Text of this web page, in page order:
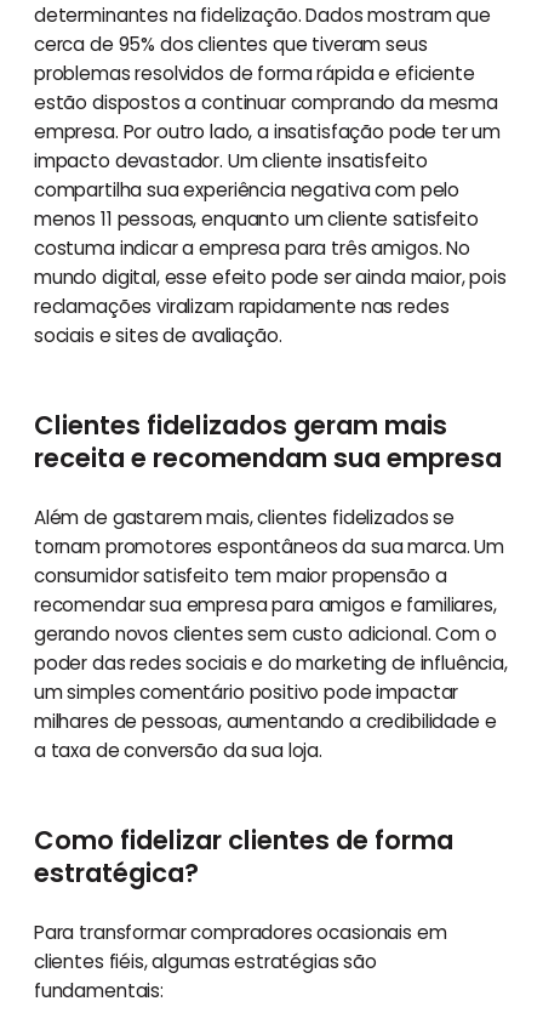
determinantes na fidelização. Dados mostram que
cerca de 95% dos clientes que tiveram seus
problemas resolvidos de forma rápida e eficiente
estão dispostos a continuar comprando da mesma
empresa. Por outro lado, a insatisfação pode ter um
impacto devastador. Um cliente insatisfeito
compartilha sua experiência negativa com pelo
menos 11 pessoas, enquanto um cliente satisfeito
costuma indicar a empresa para três amigos. No
mundo digital, esse efeito pode ser ainda maior, pois
reclamações viralizam rapidamente nas redes
sociais e sites de avaliação.
Clientes fidelizados geram mais
receita e recomendam sua empresa
Além de gastarem mais, clientes fidelizados se
tornam promotores espontâneos da sua marca. Um
consumidor satisfeito tem maior propensão a
recomendar sua empresa para amigos e familiares,
gerando novos clientes sem custo adicional. Com o
poder das redes sociais e do marketing de influência,
um simples comentário positivo pode impactar
milhares de pessoas, aumentando a credibilidade e
a taxa de conversão da sua loja.
Como fidelizar clientes de forma
estratégica?
Para transformar compradores ocasionais em
clientes fiéis, algumas estratégias são
fundamentais: